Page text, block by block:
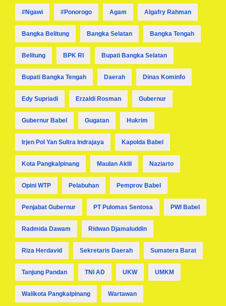
#ngawi #ponorogo Agam Algafry Rahman
Bangka Belitung Bangka Selatan Bangka Tengah
Belitung BPK RI Bupati Bangka Selatan
Bupati Bangka Tengah Daerah Dinas Kominfo
Edy Supriadi Erzaldi Rosman Gubernur
Gubernur Babel Gugatan Hukrim
Irjen Pol Yan Sultra Indrajaya Kapolda Babel
Kota Pangkalpinang Maulan Aklil Naziarto
Opini WTP Pelabuhan Pemprov Babel
Penjabat Gubernur PT Pulomas Sentosa PWI Babel
Radmida Dawam Ridwan Djamaluddin
Riza Herdavid Sekretaris Daerah Sumatera Barat
Tanjung Pandan TNI AD UKW UMKM
Walikota Pangkalpinang Wartawan